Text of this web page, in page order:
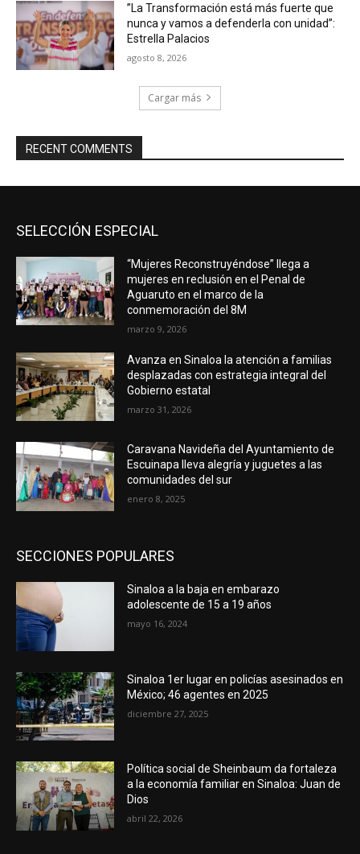
”La Transformación está más fuerte que
nunca y vamos a defenderla con unidad”:
Estrella Palacios
agosto 8, 2026
Cargar más
RECENT COMMENTS
SELECCIÓN ESPECIAL
“Mujeres Reconstruyéndose” llega a
mujeres en reclusión en el Penal de
Aguaruto en el marco de la
conmemoración del 8M
marzo 9, 2026
Avanza en Sinaloa la atención a familias
desplazadas con estrategia integral del
Gobierno estatal
marzo 31, 2026
Caravana Navideña del Ayuntamiento de
Escuinapa lleva alegría y juguetes a las
comunidades del sur
enero 8, 2025
SECCIONES POPULARES
Sinaloa a la baja en embarazo
adolescente de 15 a 19 años
mayo 16, 2024
Sinaloa 1er lugar en policías asesinados en
México; 46 agentes en 2025
diciembre 27, 2025
Política social de Sheinbaum da fortaleza
a la economía familiar en Sinaloa: Juan de
Dios
abril 22, 2026